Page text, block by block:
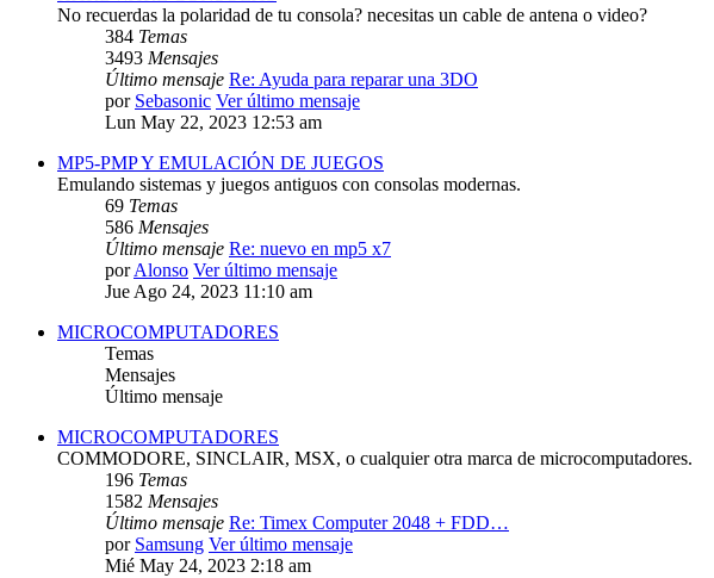
No recuerdas la polaridad de tu consola? necesitas un cable de antena o video?
384 Temas
3493 Mensajes
Último mensaje Re: Ayuda para reparar una 3DO
por Sebasonic Ver último mensaje
Lun May 22, 2023 12:53 am
MP5-PMP Y EMULACIÓN DE JUEGOS
Emulando sistemas y juegos antiguos con consolas modernas.
69 Temas
586 Mensajes
Último mensaje Re: nuevo en mp5 x7
porAlonso Ver último mensaje
Jue Ago 24, 2023 11:10 am
MICROCOMPUTADORES
Temas
Mensajes
Último mensaje
MICROCOMPUTADORES
COMMODORE, SINCLAIR, MSX, o cualquier otra marca de microcomputadores.
196 Temas
1582 Mensajes
Último mensaje Re: Timex Computer 2048 + FDD…
por Samsung Ver último mensaje
Mié May 24, 2023 2:18 am